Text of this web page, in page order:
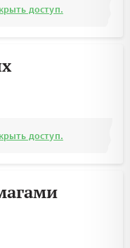
доступ.
доступ.